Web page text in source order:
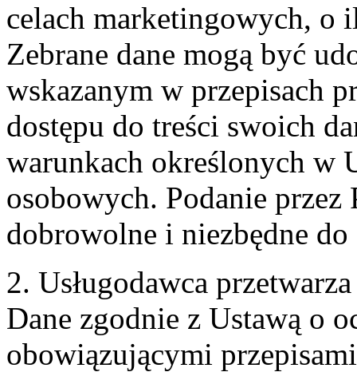
celach marketingowych, o
Zebrane dane mogą być
wskazanym w przepisach
dostępu do treści swoich
warunkach określonych w
osobowych. Podanie przez
dobrowolne i niezbędne
2. Usługodawca
Dane zgodnie z Ustawą o
obowiązującymi